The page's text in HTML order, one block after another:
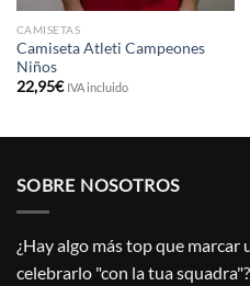
CAMISETAS
Camiseta Atleti Campeones
Niños
22,95€ IVA incluido
SOBRE NOSOTROS
¿Hay algo más top que marcar
celebrarlo "con la tua